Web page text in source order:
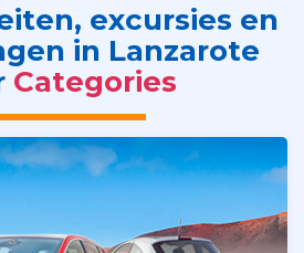
excursies en
in Lanzarote
Categories